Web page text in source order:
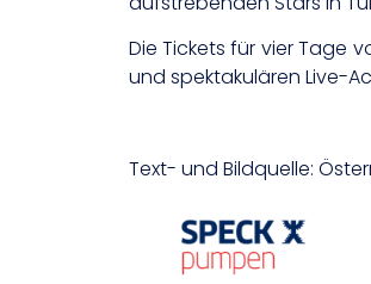
Die Tickets für vier Tage
und spektakulären Live-
Text- und Bildquelle: